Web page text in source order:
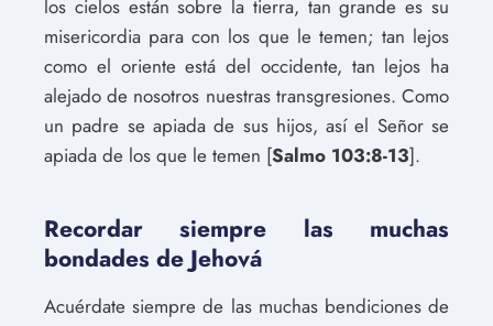
los cielos están sobre la tierra, tan grande es su
misericordia para con los que le temen; tan lejos
como el oriente está del occidente, tan lejos ha
alejado de nosotros nuestras transgresiones. Como
un padre se apiada de sus hijos, así el Señor se
apiada de los que le temen [Salmo 103:8-13].
Recordar siempre las muchas
bondades de Jehová
Acuérdate siempre de las muchas bendiciones de